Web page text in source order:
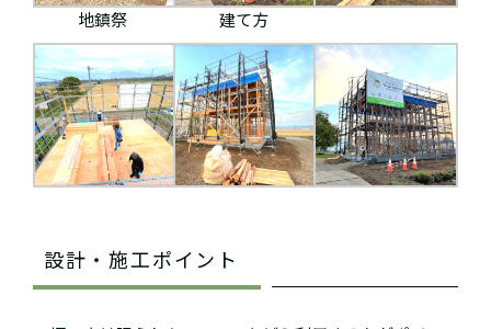
地鎮祭 建て方
設計・施工ポイント